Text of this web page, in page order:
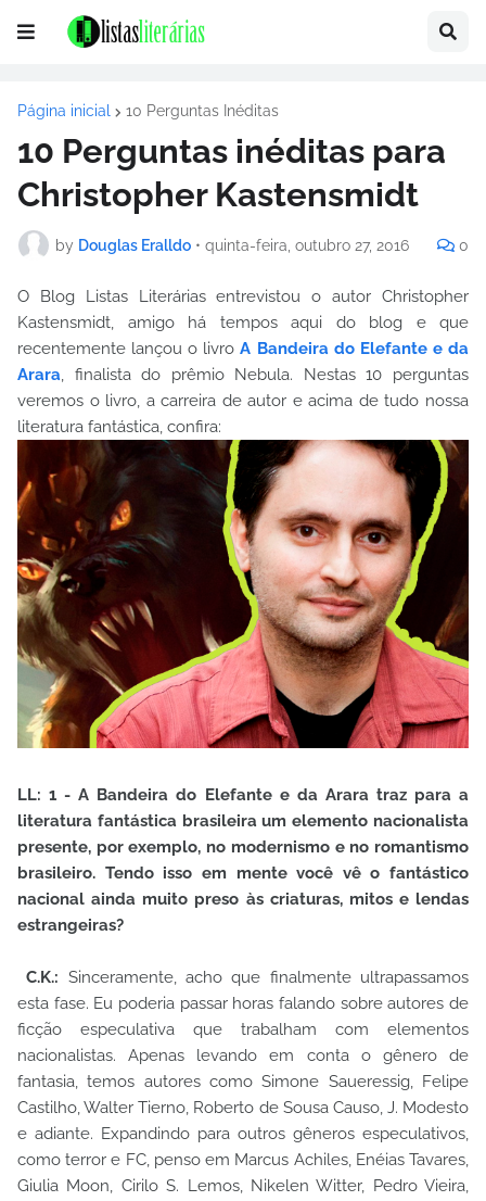
Página inicial 10 Perguntas Inéditas
10 Perguntas inéditas para
Christopher Kastensmidt
by Douglas Eralldo • quinta-feira, outubro 27, 2016 0
O Blog Listas Literárias entrevistou o autor Christopher
Kastensmidt, amigo há tempos aqui do blog e que
recentemente lançou o livro A Bandeira do Elefante e da
Arara, finalista do prêmio Nebula. Nestas 10 perguntas
veremos o livro, a carreira de autor e acima de tudo nossa
literatura fantástica, confira:
LL: 1 - A Bandeira do Elefante e da Arara traz para a
literatura fantástica brasileira um elemento nacionalista
presente, por exemplo, no modernismo e no romantismo
brasileiro. Tendo isso em mente você vê o fantástico
nacional ainda muito preso às criaturas, mitos e lendas
estrangeiras?
C.K.: Sinceramente, acho que finalmente ultrapassamos
esta fase. Eu poderia passar horas falando sobre autores de
ficção especulativa que trabalham com elementos
nacionalistas. Apenas levando em conta o gênero de
fantasia, temos autores como Simone Saueressig, Felipe
Castilho, Walter Tierno, Roberto de Sousa Causo, J. Modesto
e adiante. Expandindo para outros gêneros especulativos,
como terror e FC, penso em Marcus Achiles, Enéias Tavares,
Giulia Moon, Cirilo S. Lemos, Nikelen Witter, Pedro Vieira,